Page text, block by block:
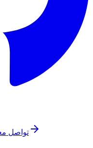
تواصل